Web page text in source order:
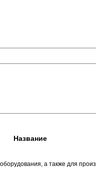
Название
а также для